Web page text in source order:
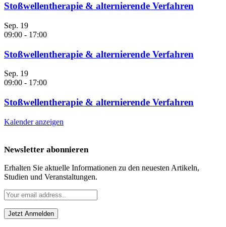
Stoßwellentherapie & alternierende Verfahren
Sep. 19
09:00 - 17:00
Stoßwellentherapie & alternierende Verfahren
Sep. 19
09:00 - 17:00
Stoßwellentherapie & alternierende Verfahren
Kalender anzeigen
Newsletter abonnieren
Erhalten Sie aktuelle Informationen zu den neuesten Artikeln,
Studien und Veranstaltungen.